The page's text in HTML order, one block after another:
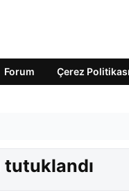
Forum Çerez Politikası
tutuklandı